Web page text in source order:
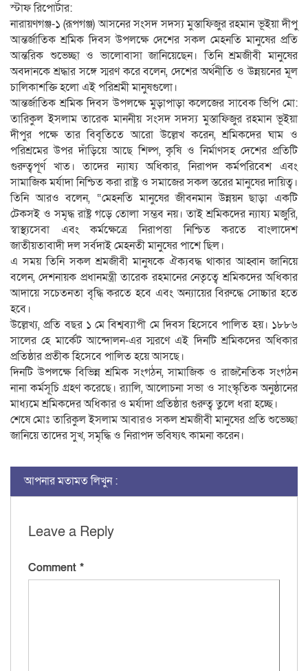
স্টাফ রিপোর্টার:
নারায়ণগঞ্জ-১ (রূপগঞ্জ) আসনের সংসদ সদস্য মুস্তাফিজুর রহমান ভূইয়া দীপু
আন্তর্জাতিক শ্রমিক দিবস উপলক্ষে দেশের সকল মেহনতি মানুষের প্রতি
আন্তরিক শুভেচ্ছা ও ভালোবাসা জানিয়েছেন। তিনি শ্রমজীবী মানুষের
অবদানকে শ্রদ্ধার সঙ্গে স্মরণ করে বলেন, দেশের অর্থনীতি ও উন্নয়নের মূল
চালিকাশক্তি হলো এই পরিশ্রমী মানুষগুলো।
আন্তর্জাতিক শ্রমিক দিবস উপলক্ষে মুড়াপাড়া কলেজের সাবেক ভিপি মো:
তারিকুল ইসলাম তারেক মাননীয় সংসদ সদস্য মুস্তাফিজুর রহমান ভূইয়া
দীপুর পক্ষে তার বিবৃতিতে আরো উল্লেখ করেন, শ্রমিকদের ঘাম ও
পরিশ্রমের উপর দাঁড়িয়ে আছে শিল্প, কৃষি ও নির্মাণসহ দেশের প্রতিটি
গুরুত্বপূর্ণ খাত। তাদের ন্যায্য অধিকার, নিরাপদ কর্মপরিবেশ এবং
সামাজিক মর্যাদা নিশ্চিত করা রাষ্ট্র ও সমাজের সকল স্তরের মানুষের দায়িত্ব।
তিনি আরও বলেন, “মেহনতি মানুষের জীবনমান উন্নয়ন ছাড়া একটি
টেকসই ও সমৃদ্ধ রাষ্ট্র গড়ে তোলা সম্ভব নয়। তাই শ্রমিকদের ন্যায্য মজুরি,
স্বাস্থ্যসেবা এবং কর্মক্ষেত্রে নিরাপত্তা নিশ্চিত করতে বাংলাদেশ
জাতীয়তাবাদী দল সর্বদাই মেহনতী মানুষের পাশে ছিল।
এ সময় তিনি সকল শ্রমজীবী মানুষকে ঐক্যবদ্ধ থাকার আহ্বান জানিয়ে
বলেন, দেশনায়ক প্রধানমন্ত্রী তারেক রহমানের নেতৃত্বে শ্রমিকদের অধিকার
আদায়ে সচেতনতা বৃদ্ধি করতে হবে এবং অন্যায়ের বিরুদ্ধে সোচ্চার হতে
হবে।
উল্লেখ্য, প্রতি বছর ১ মে বিশ্বব্যাপী মে দিবস হিসেবে পালিত হয়। ১৮৮৬
সালের হে মার্কেট আন্দোলন-এর স্মরণে এই দিনটি শ্রমিকদের অধিকার
প্রতিষ্ঠার প্রতীক হিসেবে পালিত হয়ে আসছে।
দিনটি উপলক্ষে বিভিন্ন শ্রমিক সংগঠন, সামাজিক ও রাজনৈতিক সংগঠন
নানা কর্মসূচি গ্রহণ করেছে। র‍্যালি, আলোচনা সভা ও সাংস্কৃতিক অনুষ্ঠানের
মাধ্যমে শ্রমিকদের অধিকার ও মর্যাদা প্রতিষ্ঠার গুরুত্ব তুলে ধরা হচ্ছে।
শেষে মোঃ তারিকুল ইসলাম আবারও সকল শ্রমজীবী মানুষের প্রতি শুভেচ্ছা
জানিয়ে তাদের সুখ, সমৃদ্ধি ও নিরাপদ ভবিষ্যৎ কামনা করেন।
আপনার মতামত লিখুন :
Leave a Reply
Comment *